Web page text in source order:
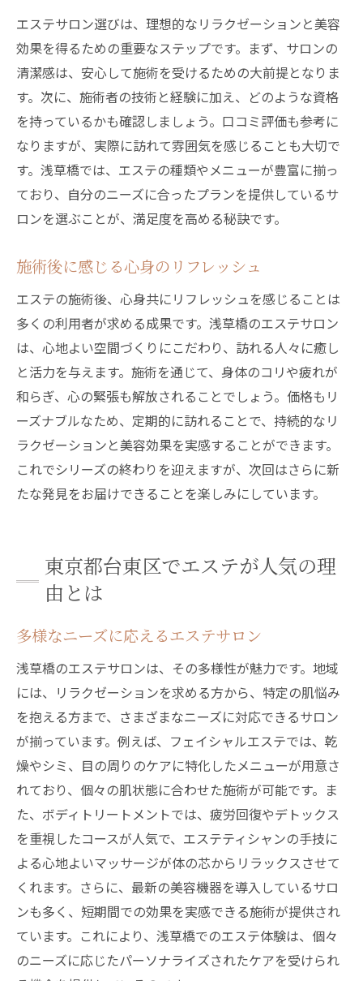
エステサロン選びは、理想的なリラクゼーションと美容
効果を得るための重要なステップです。まず、サロンの
清潔感は、安心して施術を受けるための大前提となりま
す。次に、施術者の技術と経験に加え、どのような資格
を持っているかも確認しましょう。口コミ評価も参考に
なりますが、実際に訪れて雰囲気を感じることも大切で
す。浅草橋では、エステの種類やメニューが豊富に揃っ
ており、自分のニーズに合ったプランを提供しているサ
ロンを選ぶことが、満足度を高める秘訣です。
施術後に感じる心身のリフレッシュ
エステの施術後、心身共にリフレッシュを感じることは
多くの利用者が求める成果です。浅草橋のエステサロン
は、心地よい空間づくりにこだわり、訪れる人々に癒し
と活力を与えます。施術を通じて、身体のコリや疲れが
和らぎ、心の緊張も解放されることでしょう。価格もリ
ーズナブルなため、定期的に訪れることで、持続的なリ
ラクゼーションと美容効果を実感することができます。
これでシリーズの終わりを迎えますが、次回はさらに新
たな発見をお届けできることを楽しみにしています。
東京都台東区でエステが人気の理
由とは
多様なニーズに応えるエステサロン
浅草橋のエステサロンは、その多様性が魅力です。地域
には、リラクゼーションを求める方から、特定の肌悩み
を抱える方まで、さまざまなニーズに対応できるサロン
が揃っています。例えば、フェイシャルエステでは、乾
燥やシミ、目の周りのケアに特化したメニューが用意さ
れており、個々の肌状態に合わせた施術が可能です。ま
た、ボディトリートメントでは、疲労回復やデトックス
を重視したコースが人気で、エステティシャンの手技に
よる心地よいマッサージが体の芯からリラックスさせて
くれます。さらに、最新の美容機器を導入しているサロ
ンも多く、短期間での効果を実感できる施術が提供され
ています。これにより、浅草橋でのエステ体験は、個々
のニーズに応じたパーソナライズされたケアを受けられ